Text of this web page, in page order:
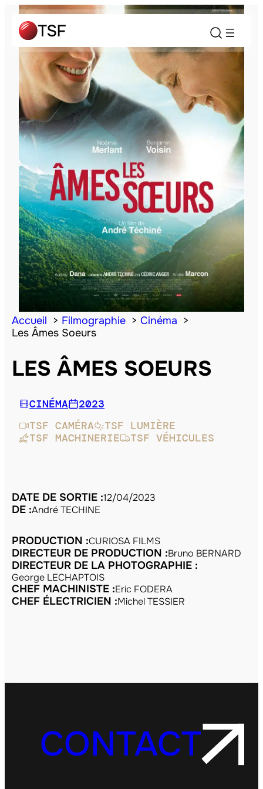
Accueil Filmographie
Cinéma
Les Âmes Soeurs
LES ÂMES SOEURS
CINÉMA
2023
TSF CAMÉRA
TSF LUMIÈRE
TSF MACHINERIE
TSF VÉHICULES
DATE DE SORTIE :12/04/2023
DE :André TECHINE
PRODUCTION :CURIOSA FILMS
DIRECTEUR DE PRODUCTION :Bruno BERNARD
DIRECTEUR DE LA PHOTOGRAPHIE :
George LECHAPTOIS
CHEF MACHINISTE :Eric FODERA
CHEF ÉLECTRICIEN :Michel TESSIER
CONTACT